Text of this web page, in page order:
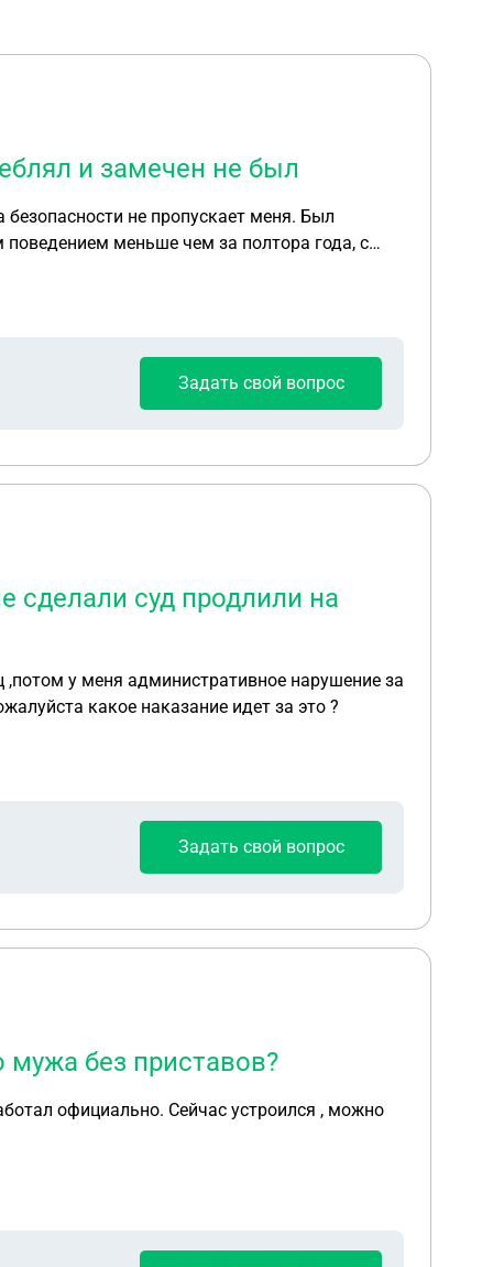
и замечен не был
не пропускает меня. Был
меньше чем за полтора года, с
и куда обратиться о снятии судимости с
Задать свой вопрос
сделали суд продлили на
у меня административное нарушение за
какое наказание идет за это ?
Задать свой вопрос
без приставов?